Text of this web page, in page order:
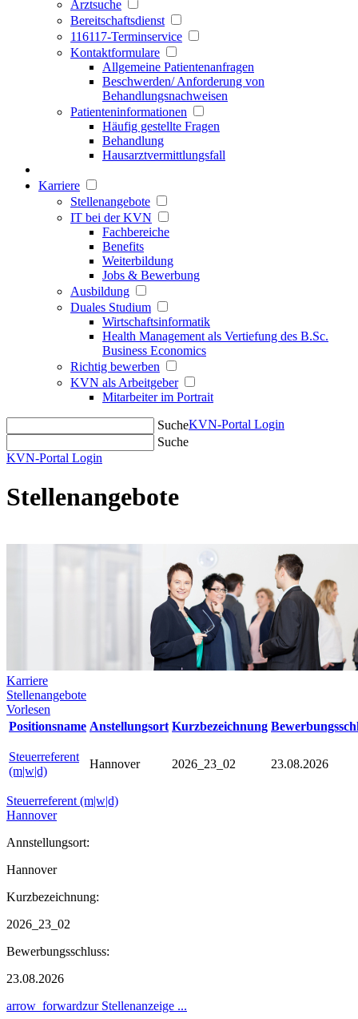
Arztsuche
Bereitschaftsdienst
116117-Terminservice
Kontaktformulare
Allgemeine Patientenanfragen
Beschwerden/ Anforderung von
Behandlungsnachweisen
Patienteninformationen
Häufig gestellte Fragen
Behandlung
Hausarztvermittlungsfall
Karriere
Stellenangebote
IT bei der KVN
Fachbereiche
Benefits
Weiterbildung
Jobs & Bewerbung
Ausbildung
Duales Studium
Wirtschaftsinformatik
Health Management als Vertiefung des B.Sc.
Business Economics
Richtig bewerben
KVN als Arbeitgeber
Mitarbeiter im Portrait
SucheKVN-Portal Login
Suche
KVN-Portal Login
Stellenangebote
Karriere
Stellenangebote
Vorlesen
Positionsname Anstellungsort Kurzbezeichnung
Steuerreferent
(m|w|d)
Hannover 2026_23_02 23.08.2026
Steuerreferent (m|w|d)
Hannover
Annstellungsort:
Hannover
Kurzbezeichnung:
2026_23_02
Bewerbungsschluss:
23.08.2026
arrow_forwardzur Stellenanzeige ...